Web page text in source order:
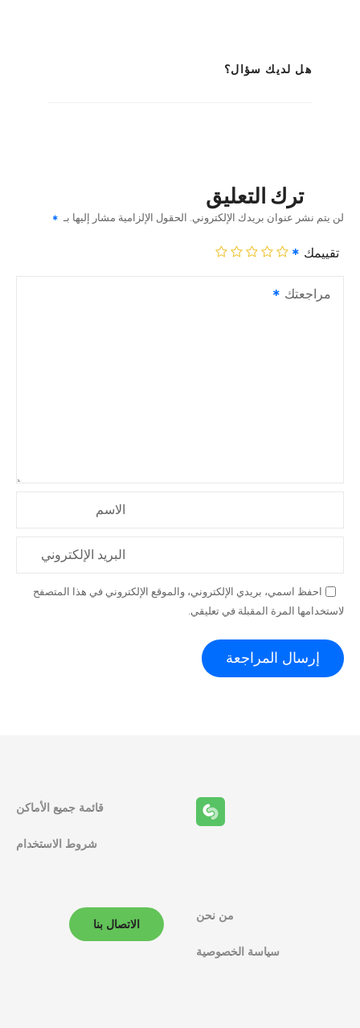
هل لديك سؤال؟
ترك التعليق
لن يتم نشر عنوان بريدك الإلكتروني. الحقول الإلزامية مشار إليها بـ
تقييمك
مراجعتك
الاسم
البريد الإلكتروني
احفظ اسمي، بريدي الإلكتروني، والموقع الإلكتروني في هذا المتصفح
لاستخدامها المرة المقبلة في تعليقي.
قائمة جميع الأماكن
شروط الاستخدام
من نحن
سياسة الخصوصية
الاتصال بنا